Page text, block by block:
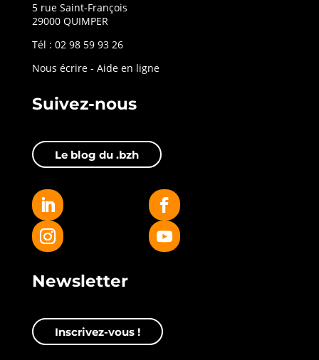
5 rue Saint-François
29000 QUIMPER
Tél : 02 98 59 93 26
Nous écrire - Aide en ligne
Suivez-nous
Le blog du .bzh
Newsletter
Inscrivez-vous !